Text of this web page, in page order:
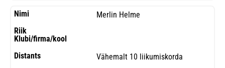
Merlin Helme
Vähemalt 10 liikumiskorda